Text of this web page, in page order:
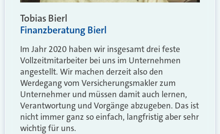
Tobias Bierl
Finanzberatung Bierl
Im Jahr 2020 haben wir insgesamt drei feste
Vollzeitmitarbeiter bei uns im Unternehmen
angestellt. Wir machen derzeit also den
Werdegang vom Versicherungsmakler zum
Unternehmer und müssen damit auch lernen,
Verantwortung und Vorgänge abzugeben. Das ist
nicht immer ganz so einfach, langfristig aber sehr
wichtig für uns.